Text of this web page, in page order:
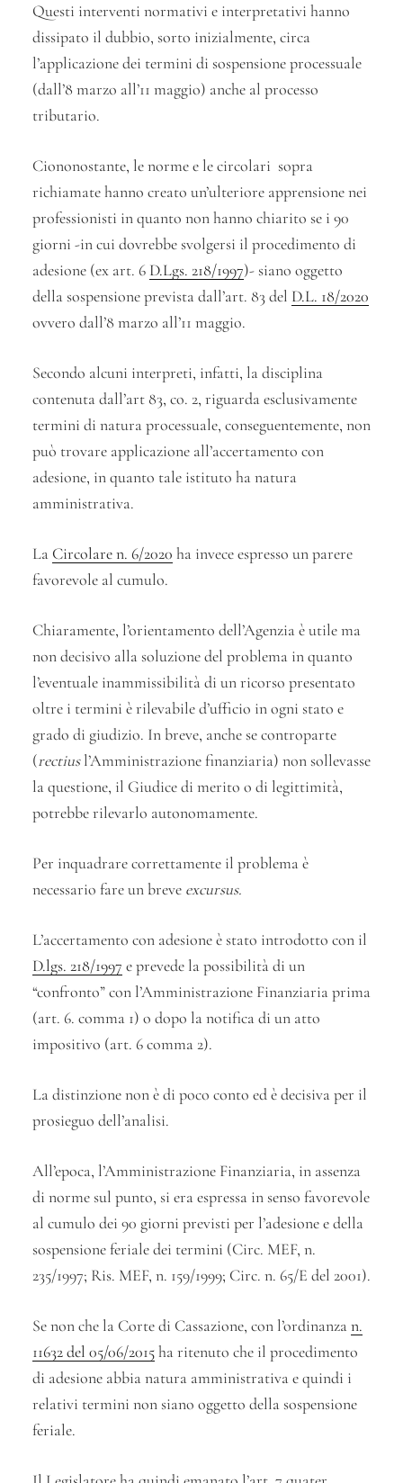
Questi interventi normativi e interpretativi hanno
dissipato il dubbio, sorto inizialmente, circa
l’applicazione dei termini di sospensione processuale
(dall’8 marzo all’11 maggio) anche al processo
tributario.
Ciononostante, le norme e le circolari sopra
richiamate hanno creato un’ulteriore apprensione nei
professionisti in quanto non hanno chiarito se i 90
giorni -in cui dovrebbe svolgersi il procedimento di
adesione (ex art. 6 D.Lgs. 218/1997)- siano oggetto
della sospensione prevista dall’art. 83 del D.L. 18/2020
ovvero dall’8 marzo all’11 maggio.
Secondo alcuni interpreti, infatti, la disciplina
contenuta dall’art 83, co. 2, riguarda esclusivamente
termini di natura processuale, conseguentemente, non
può trovare applicazione all’accertamento con
adesione, in quanto tale istituto ha natura
amministrativa.
La Circolare n. 6/2020 ha invece espresso un parere
favorevole al cumulo.
Chiaramente, l’orientamento dell’Agenzia è utile ma
non decisivo alla soluzione del problema in quanto
l’eventuale inammissibilità di un ricorso presentato
oltre i termini è rilevabile d’ufficio in ogni stato e
grado di giudizio. In breve, anche se controparte
(rectiusl’Amministrazione finanziaria) non sollevasse
la questione, il Giudice di merito o di legittimità,
potrebbe rilevarlo autonomamente.
Per inquadrare correttamente il problema è
necessario fare un breve excursus.
L’accertamento con adesione è stato introdotto con il
D.lgs. 218/1997 e prevede la possibilità di un
“confronto” con l’Amministrazione Finanziaria prima
(art. 6. comma 1) o dopo la notifica di un atto
impositivo (art. 6 comma 2).
La distinzione non è di poco conto ed è decisiva per il
prosieguo dell’analisi.
All’epoca, l’Amministrazione Finanziaria, in assenza
di norme sul punto, si era espressa in senso favorevole
al cumulo dei 90 giorni previsti per l’adesione e della
sospensione feriale dei termini (Circ. MEF, n.
235/1997; Ris. MEF, n. 159/1999; Circ. n. 65/E del 2001).
Se non che la Corte di Cassazione, con l’ordinanzan.
11632 del 05/06/2015ha ritenuto che il procedimento
di adesione abbia natura amministrativa e quindi i
relativi termini non siano oggetto della sospensione
feriale.